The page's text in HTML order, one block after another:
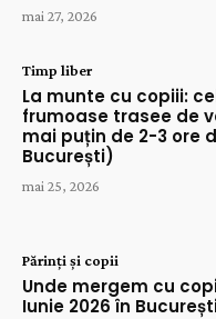
mai 27, 2026
Timp liber
La munte cu copiii:
frumoase trasee de
mai puțin de 2-3 ore
București)
mai 25, 2026
Părinți și copii
Unde mergem cu
Iunie 2026 în